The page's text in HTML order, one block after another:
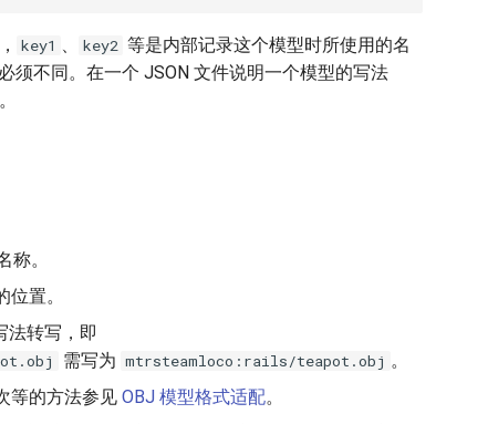
key1 、 key2 等是内部记录这个模型时所使用的名
须不同。在一个 JSON 文件说明一个模型的写法
称。
置。
法转写，即
需写为 mtrsteamloco:rails/teapot.obj 。
等的方法参见 OBJ 模型格式适配。